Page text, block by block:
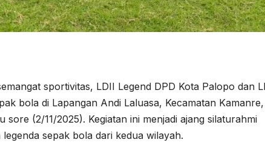
sportivitas, LDII Legend DPD Kota Palopo dan
bola di Lapangan Andi Laluasa, Kecamatan Kamanre,
(2/11/2025). Kegiatan ini menjadi ajang silaturahmi
sepak bola dari kedua wilayah.